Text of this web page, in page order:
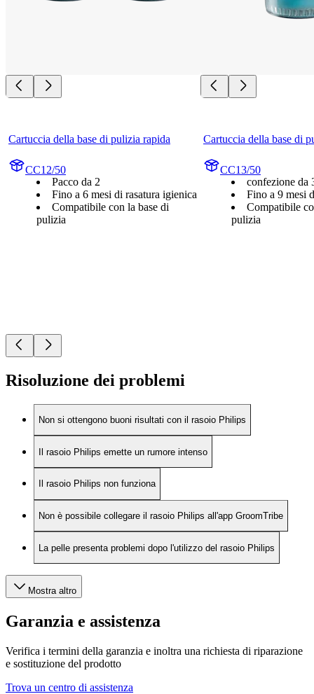
Cartuccia della base di pulizia rapida
CC12/50
Pacco da 2
Fino a 6 mesi di rasatura igienica
Compatibile con la base di
pulizia
Cartuccia della base di
CC13/50
confezione da
Fino a 9 mesi
Compatibile
pulizia
Risoluzione dei problemi
Non si ottengono buoni risultati con il rasoio Philips
Il rasoio Philips emette un rumore intenso
Il rasoio Philips non funziona
Non è possibile collegare il rasoio Philips all'app GroomTribe
La pelle presenta problemi dopo l'utilizzo del rasoio Philips
Mostra altro
Garanzia e assistenza
Verifica i termini della garanzia e inoltra una richiesta di riparazione
e sostituzione del prodotto
Trova un centro di assistenza